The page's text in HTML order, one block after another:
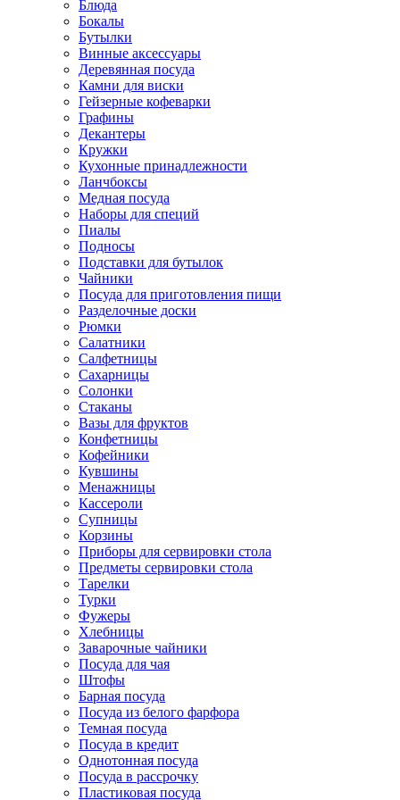
Блюда
Бокалы
Бутылки
Винные аксессуары
Деревянная посуда
Камни для виски
Гейзерные кофеварки
Графины
Декантеры
Кружки
Кухонные принадлежности
Ланчбоксы
Медная посуда
Наборы для специй
Пиалы
Подносы
Подставки для бутылок
Чайники
Посуда для приготовления пищи
Разделочные доски
Рюмки
Салатники
Салфетницы
Сахарницы
Солонки
Стаканы
Вазы для фруктов
Конфетницы
Кофейники
Кувшины
Менажницы
Кассероли
Супницы
Корзины
Приборы для сервировки стола
Предметы сервировки стола
Тарелки
Турки
Фужеры
Хлебницы
Заварочные чайники
Посуда для чая
Штофы
Барная посуда
Посуда из белого фарфора
Темная посуда
Посуда в кредит
Однотонная посуда
Посуда в рассрочку
Пластиковая посуда